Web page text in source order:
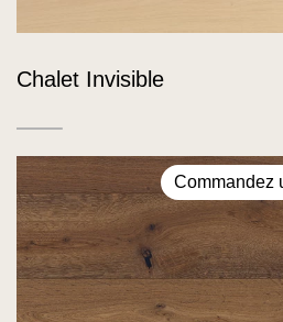
Chalet Invisible
Commandez